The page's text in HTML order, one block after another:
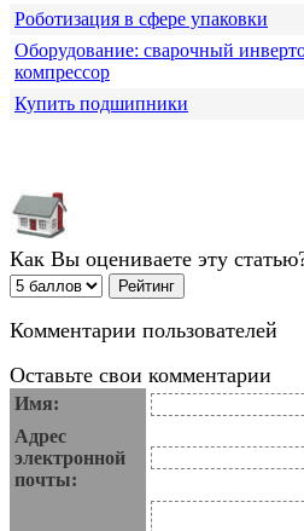
Роботизация в сфере упаковки
Оборудование: сварочный
компрессор
Купить подшипники
Как Вы оцениваете эту
Комментарии пользователей
Оставьте свои комментарии
Имя:
Адрес
электронной
почты: